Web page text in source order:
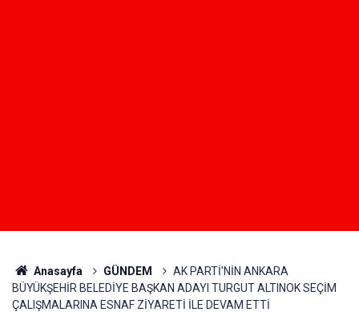
Anasayfa GÜNDEM
AK PARTİ'NİN ANKARA
BÜYÜKŞEHİR BELEDİYE BAŞKAN ADAYI TURGUT ALTINOK SEÇİM
ÇALIŞMALARINA ESNAF ZİYARETİ İLE DEVAM ETTİ